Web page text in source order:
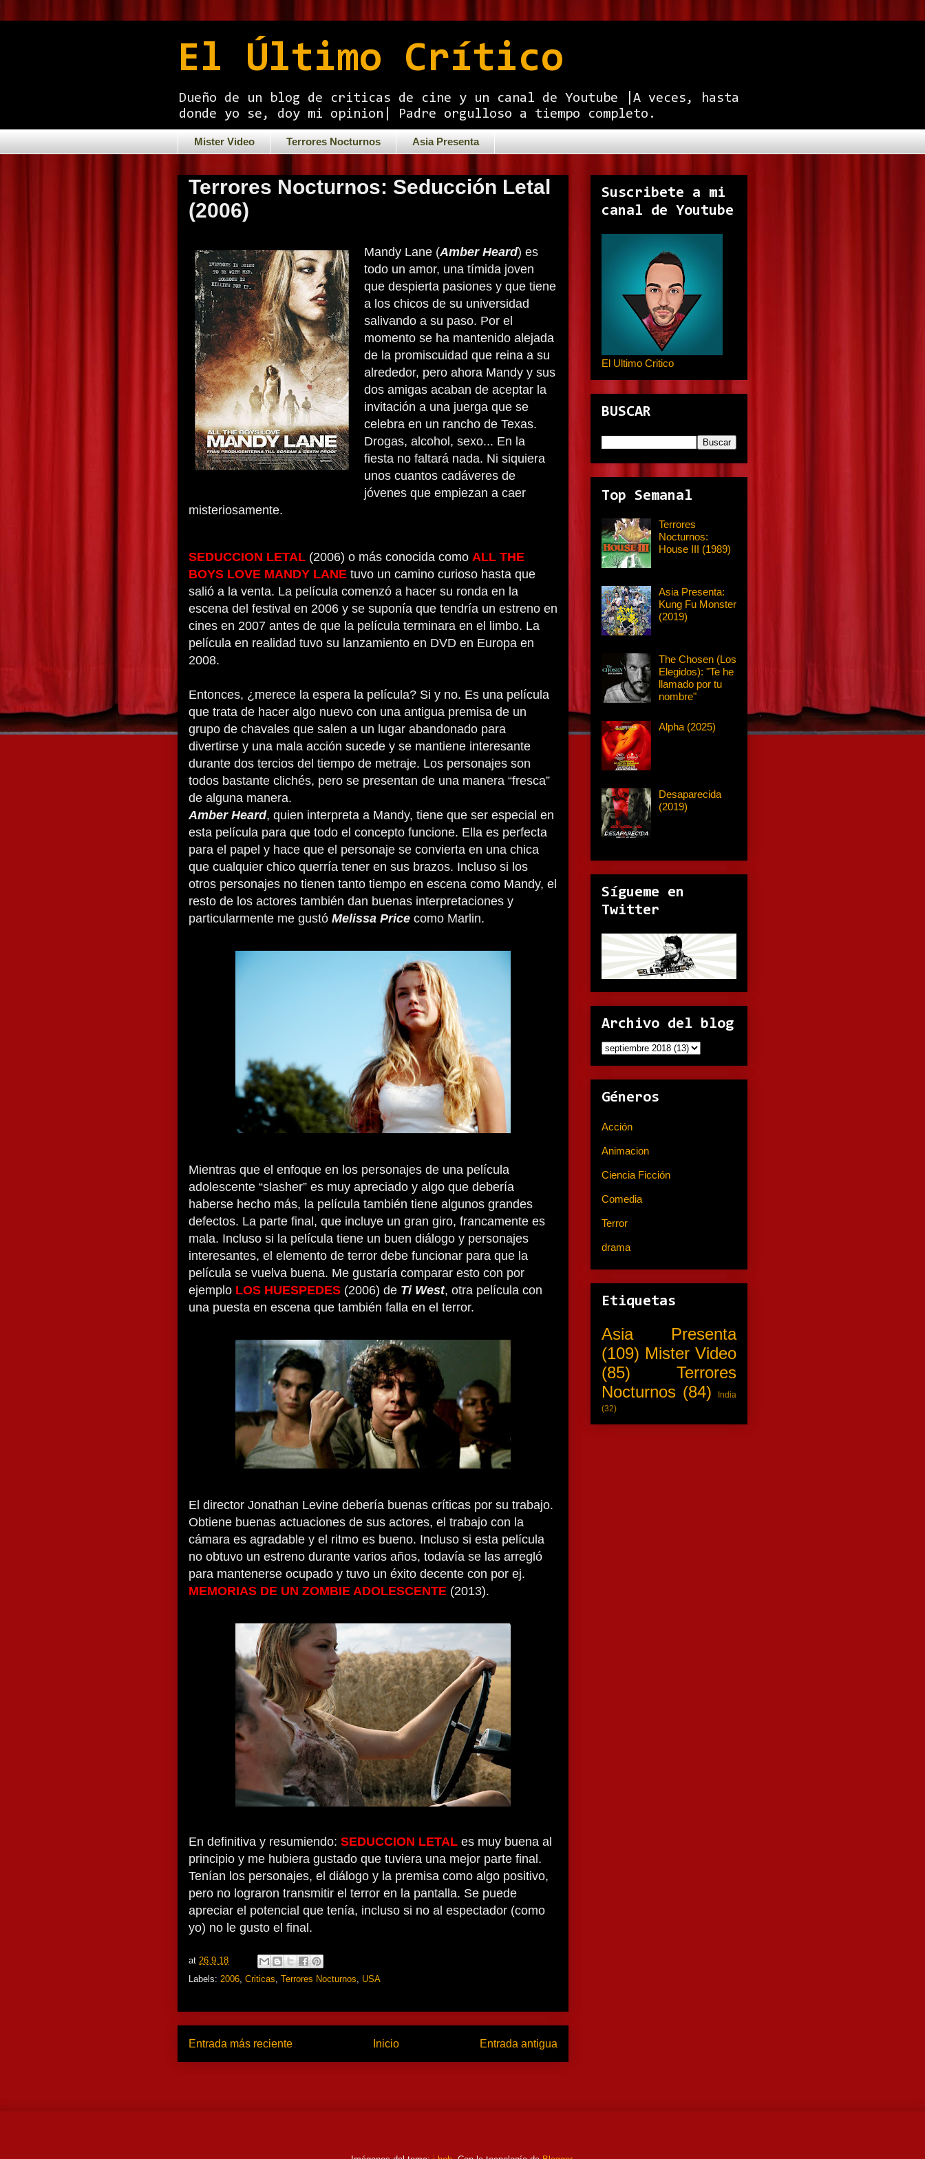
El Último Crítico
Dueño de un blog de criticas de cine y un canal de Youtube |A veces, hasta
donde yo se, doy mi opinion| Padre orgulloso a tiempo completo.
Mister Video Terrores Nocturnos Asia Presenta
Terrores Nocturnos: Seducción Letal
(2006)
Mandy Lane (Amber Heard) es
todo un amor, una tímida joven
que despierta pasiones y que tiene
a los chicos de su universidad
salivando a su paso. Por el
momento se ha mantenido alejada
de la promiscuidad que reina a su
alrededor, pero ahora Mandy y sus
dos amigas acaban de aceptar la
invitación a una juerga que se
celebra en un rancho de Texas.
Drogas, alcohol, sexo... En la
fiesta no faltará nada. Ni siquiera
unos cuantos cadáveres de
jóvenes que empiezan a caer
misteriosamente.
SEDUCCION LETAL (2006) o más conocida como ALL THE
BOYS LOVE MANDY LANE tuvo un camino curioso hasta que
salió a la venta. La película comenzó a hacer su ronda en la
escena del festival en 2006 y se suponía que tendría un estreno en
cines en 2007 antes de que la película terminara en el limbo. La
película en realidad tuvo su lanzamiento en DVD en Europa en
2008.
Entonces, ¿merece la espera la película? Si y no. Es una película
que trata de hacer algo nuevo con una antigua premisa de un
grupo de chavales que salen a un lugar abandonado para
divertirse y una mala acción sucede y se mantiene interesante
durante dos tercios del tiempo de metraje. Los personajes son
todos bastante clichés, pero se presentan de una manera “fresca”
de alguna manera.
Amber Heard, quien interpreta a Mandy, tiene que ser especial en
esta película para que todo el concepto funcione. Ella es perfecta
para el papel y hace que el personaje se convierta en una chica
que cualquier chico querría tener en sus brazos. Incluso si los
otros personajes no tienen tanto tiempo en escena como Mandy, el
resto de los actores también dan buenas interpretaciones y
particularmente me gustó Melissa Price como Marlin.
Mientras que el enfoque en los personajes de una película
adolescente “slasher” es muy apreciado y algo que debería
haberse hecho más, la película también tiene algunos grandes
defectos. La parte final, que incluye un gran giro, francamente es
mala. Incluso si la película tiene un buen diálogo y personajes
interesantes, el elemento de terror debe funcionar para que la
película se vuelva buena. Me gustaría comparar esto con por
ejemplo LOS HUESPEDES (2006) de Ti West, otra película con
una puesta en escena que también falla en el terror.
El director Jonathan Levine debería buenas críticas por su trabajo.
Obtiene buenas actuaciones de sus actores, el trabajo con la
cámara es agradable y el ritmo es bueno. Incluso si esta película
no obtuvo un estreno durante varios años, todavía se las arregló
para mantenerse ocupado y tuvo un éxito decente con por ej.
MEMORIAS DE UN ZOMBIE ADOLESCENTE (2013).
En definitiva y resumiendo: SEDUCCION LETAL es muy buena al
principio y me hubiera gustado que tuviera una mejor parte final.
Tenían los personajes, el diálogo y la premisa como algo positivo,
pero no lograron transmitir el terror en la pantalla. Se puede
apreciar el potencial que tenía, incluso si no al espectador (como
yo) no le gusto el final.
at 26.9.18
Labels: 2006, Criticas, Terrores Nocturnos, USA
Entrada más reciente Entrada antigua
Inicio
Suscribete a mi
canal de Youtube
El Ultimo Critico
BUSCAR
Top Semanal
Terrores
Nocturnos:
House III (1989)
Asia Presenta:
Kung Fu Monster
(2019)
The Chosen (Los
Elegidos): "Te he
llamado por tu
nombre"
Alpha (2025)
Desaparecida
(2019)
Sígueme en
Twitter
Archivo del blog
Géneros
Acción
Animacion
Ciencia Ficción
Comedia
Terror
drama
Etiquetas
Asia Presenta
(109) Mister Video
(85)
Terrores
Nocturnos (84)
India
(32)